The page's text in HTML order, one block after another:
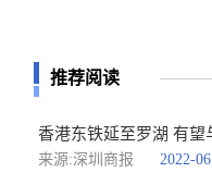
推荐阅读
香港东铁延至罗湖 有望
来源:深圳商报 2022-06